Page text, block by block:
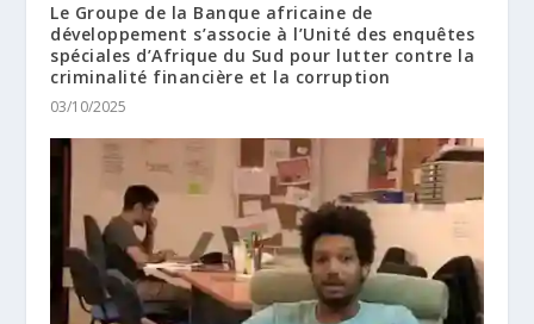
Le Groupe de la Banque africaine de
développement s’associe à l’Unité des enquêtes
spéciales d’Afrique du Sud pour lutter contre la
criminalité financière et la corruption
03/10/2025